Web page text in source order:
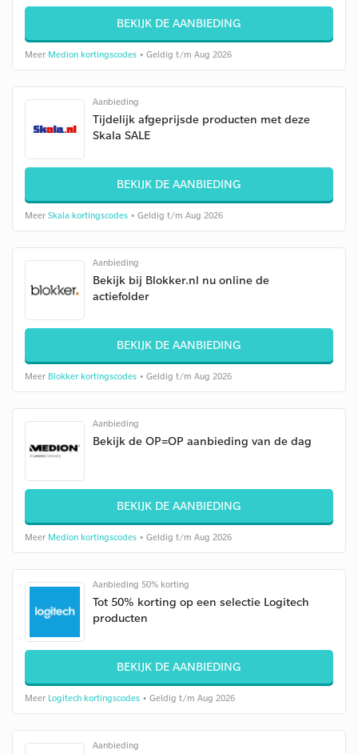
BEKIJK DE AANBIEDING
Meer Medion kortingscodes • Geldig t/m Aug 2026
Aanbieding
Tijdelijk afgeprijsde producten met deze
Skala SALE
BEKIJK DE AANBIEDING
Meer Skala kortingscodes • Geldig t/m Aug 2026
Aanbieding
Bekijk bij Blokker.nl nu online de
actiefolder
BEKIJK DE AANBIEDING
Meer Blokker kortingscodes • Geldig t/m Aug 2026
Aanbieding
Bekijk de OP=OP aanbieding van de dag
BEKIJK DE AANBIEDING
Meer Medion kortingscodes • Geldig t/m Aug 2026
Aanbieding 50% korting
Tot 50% korting op een selectie Logitech
producten
BEKIJK DE AANBIEDING
Meer Logitech kortingscodes • Geldig t/m Aug 2026
Aanbieding